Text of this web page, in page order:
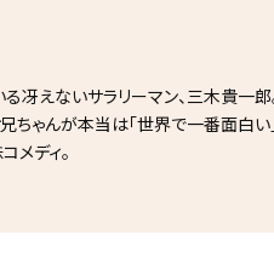
冴えないサラリーマン、三木貴一
ちゃんが本当は「世界で一番面白い」
メディ。